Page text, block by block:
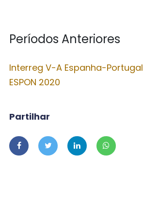
Períodos Anteriores
Interreg V-A Espanha-Portugal
ESPON 2020
Partilhar